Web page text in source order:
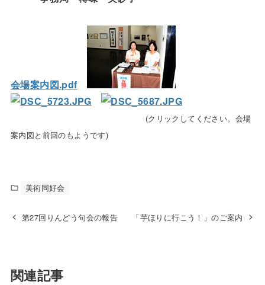
会場案内図.pdf
(クリックしてください。会場
案内図と前回のもようです)
美術同好会
第27回りんどう句会の報告 「芋ほりに行こう！」のご案内
関連記事